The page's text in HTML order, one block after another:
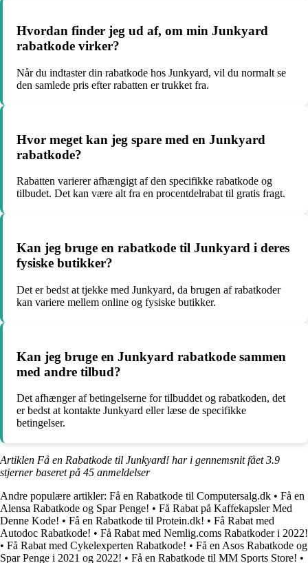
Hvordan finder jeg ud af, om min Junkyard
rabatkode virker?
Når du indtaster din rabatkode hos Junkyard, vil du normalt se
den samlede pris efter rabatten er trukket fra.
Hvor meget kan jeg spare med en Junkyard
rabatkode?
Rabatten varierer afhængigt af den specifikke rabatkode og
tilbudet. Det kan være alt fra en procentdelrabat til gratis fragt.
Kan jeg bruge en rabatkode til Junkyard i deres
fysiske butikker?
Det er bedst at tjekke med Junkyard, da brugen af rabatkoder
kan variere mellem online og fysiske butikker.
Kan jeg bruge en Junkyard rabatkode sammen
med andre tilbud?
Det afhænger af betingelserne for tilbuddet og rabatkoden, det
er bedst at kontakte Junkyard eller læse de specifikke
betingelser.
Artiklen Få en Rabatkode til Junkyard! har i gennemsnit fået3.9
stjerner baseret på 45 anmeldelser
Andre populære artikler: Få en Rabatkode til Computersalg.dk • Få en
Alensa Rabatkode og Spar Penge! • Få Rabat på Kaffekapsler Med
Denne Kode! • Få en Rabatkode til Protein.dk! • Få Rabat med
Autodoc Rabatkode! • Få Rabat med Nemlig.coms Rabatkoder i 2022!
• Få Rabat med Cykelexperten Rabatkode! • Få en Asos Rabatkode og
Spar Penge i 2021 og 2022! • Få en Rabatkode til MM Sports Store! •